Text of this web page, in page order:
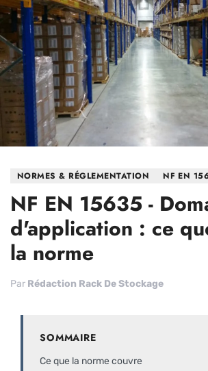
NORMES & RÉGLEMENTATION NF EN
NF EN 15635 -
d'application : ce
la norme
Par Rédaction Rack De Stockage
SOMMAIRE
Ce que la norme couvre